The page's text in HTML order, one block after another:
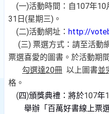
(一)活動時間：自107年10
31 日 (星期三) 。
(二)活動網址： http://
(三) 票選方式：請至活動
票選喜愛的圖書。於活動期
勾選達20冊 以上圖書並
格。
(四)頒獎典禮：將於107年
舉辦「百萬好書線上票